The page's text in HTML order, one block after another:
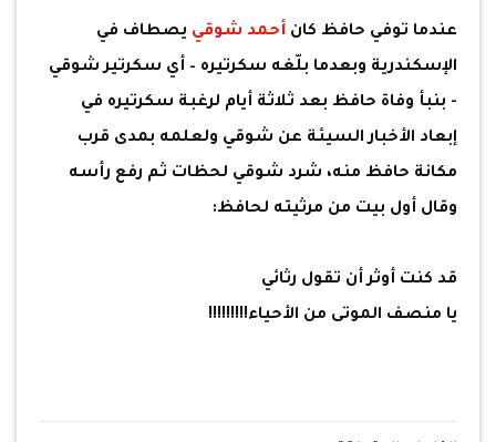
عندما توفي حافظ كان أحمد شوقي يصطاف في
الإسكندرية وبعدما بلّغه سكرتيره – أي سكرتير شوقي
- بنبأ وفاة حافظ بعد ثلاثة أيام لرغبة سكرتيره في
إبعاد الأخبار السيئة عن شوقي ولعلمه بمدى قرب
مكانة حافظ منه، شرد شوقي لحظات ثم رفع رأسه
وقال أول بيت من مرثيته لحافظ:
قد كنت أوثر أن تقول رثائي
يا منصف الموتى من الأحياء!!!!!!!!!